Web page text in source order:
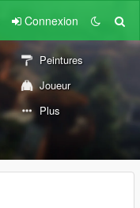
Connexion
Peintures
Joueur
Plus